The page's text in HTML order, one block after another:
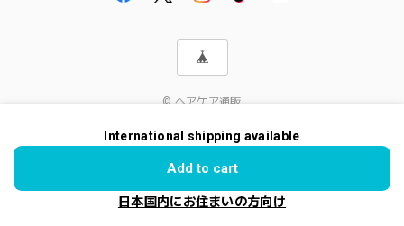
© ヘアケア通販
International shipping available
Add to cart
日本国内にお住まいの方向け